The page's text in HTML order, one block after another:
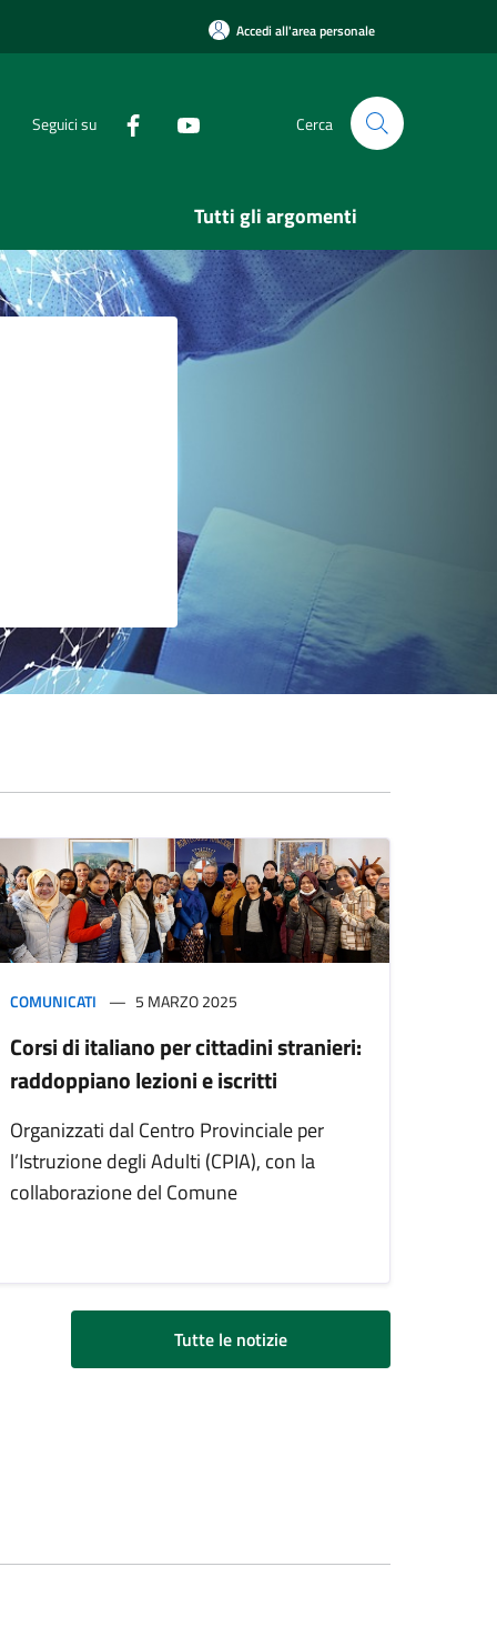
Accedi all'area personale
Seguici su Cerca
Tutti gli argomenti
COMUNICATI 5 MARZO 2025
Corsi di italiano per cittadini stranieri:
raddoppiano lezioni e iscritti
Organizzati dal Centro Provinciale per
l’Istruzione degli Adulti (CPIA), con la
collaborazione del Comune
Tutte le notizie